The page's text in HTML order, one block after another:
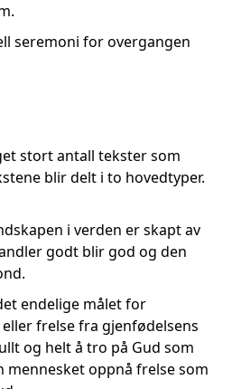
seremoni for overgangen
stort antall tekster som
blir delt i to hovedtyper.
i verden er skapt av
godt blir god og den
endelige målet for
frelse fra gjenfødelsens
og helt å tro på Gud som
mennesket oppnå frelse som